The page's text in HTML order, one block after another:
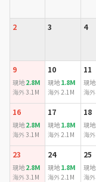
2 3 4
9
現地 2.8M
海外3.1M
10
現地1.8M
海外2.1M
11
現地
海外
16
現地 2.8M
海外3.1M
17
現地1.8M
海外2.1M
18
現地
海外
23
現地 2.8M
海外3.1M
24
現地1.8M
海外2.1M
25
現地
海外